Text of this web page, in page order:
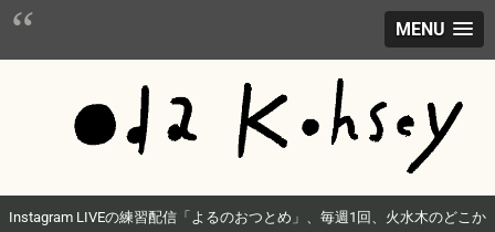
MENU
Instagram LIVEの練習配信「よるのおつとめ」、毎週1回、火水木のどこか